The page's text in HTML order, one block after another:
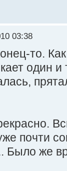
03:38
то.
один и
почти
Было же